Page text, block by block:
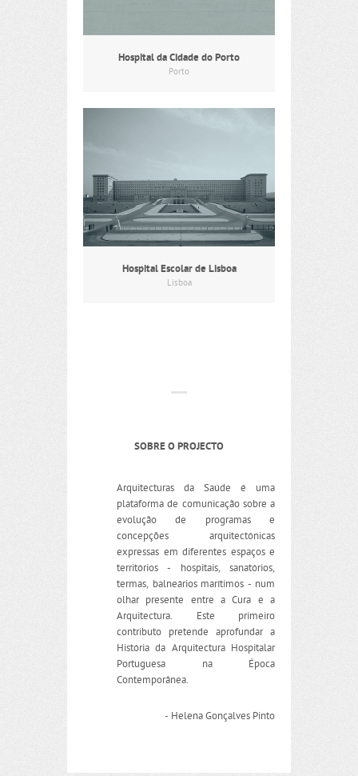
Hospital da Cidade do Porto
Porto
Hospital Escolar de Lisboa
Lisboa
SOBRE O PROJECTO
Arquitecturas da Saúde é uma
plataforma de comunicação sobre a
evolução de programas e
concepções arquitectónicas
expressas em diferentes espaços e
territórios - hospitais, sanatórios,
termas, balneários marítimos - num
olhar presente entre a Cura e a
Arquitectura. Este primeiro
contributo pretende aprofundar a
História da Arquitectura Hospitalar
Portuguesa na Época
Contemporânea.
- Helena Gonçalves Pinto